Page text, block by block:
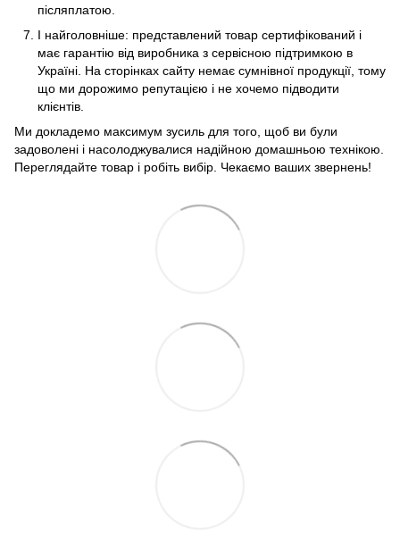
післяплатою.
І найголовніше: представлений товар сертифікований і
має гарантію від виробника з сервісною підтримкою в
Україні. На сторінках сайту немає сумнівної продукції, тому
що ми дорожимо репутацією і не хочемо підводити
клієнтів.
Ми докладемо максимум зусиль для того, щоб ви були
задоволені і насолоджувалися надійною домашньою технікою.
Переглядайте товар і робіть вибір. Чекаємо ваших звернень!